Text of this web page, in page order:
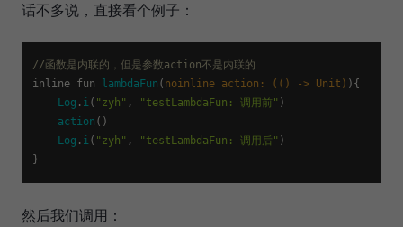
话不多说，直接看个例子：
//函数是内联的，但是参数action不是内联的
inline fun
lambdaFun ( noinline action: (() -> Unit) ){
Log . i( "zyh" , "testLambdaFun: 调用前" )
action ()
Log . i( "zyh" , "testLambdaFun: 调用后" )
然后我们调用：